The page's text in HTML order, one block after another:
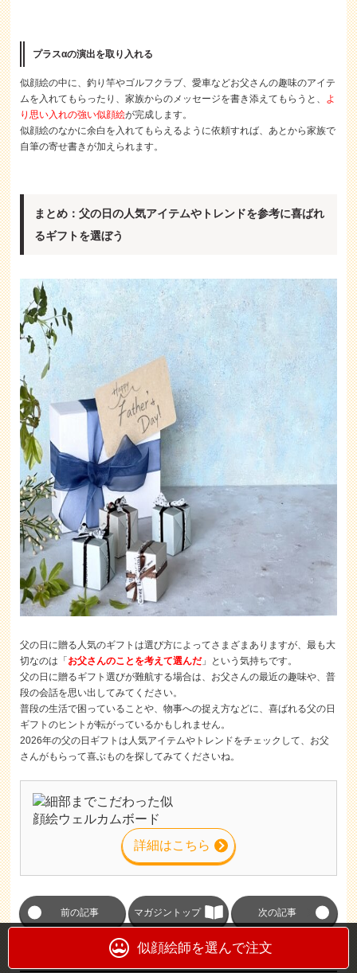
プラスαの演出を取り入れる
似顔絵の中に、釣り竿やゴルフクラブ、愛車などお父さんの趣味のアイテ
ムを入れてもらったり、家族からのメッセージを書き添えてもらうと、 よ
り思い入れの強い似顔絵が完成します。
似顔絵のなかに余白を入れてもらえるように依頼すれば、あとから家族で
自筆の寄せ書きが加えられます。
まとめ：父の日の人気アイテムやトレンドを参考に喜ばれ
るギフトを選ぼう
父の日に贈る人気のギフトは選び方によってさまざまありますが、最も大
切なのは「お父さんのことを考えて選んだ」という気持ちです。
父の日に贈るギフト選びが難航する場合は、お父さんの最近の趣味や、普
段の会話を思い出してみてください。
普段の生活で困っていることや、物事への捉え方などに、喜ばれる父の日
ギフトのヒントが転がっているかもしれません。
2026年の父の日ギフトは人気アイテムやトレンドをチェックして、お父
さんがもらって喜ぶものを探してみてくださいね。
詳細はこちら
前の記事 マガジントップ 次の記事
似顔絵師を選んで注文